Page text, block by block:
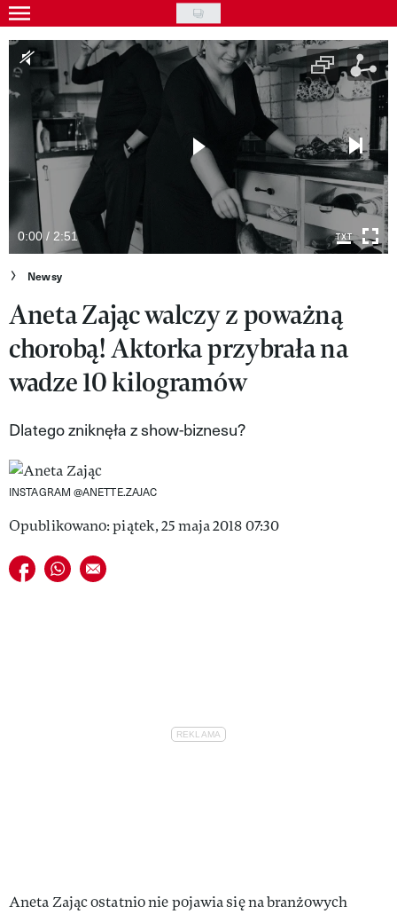
Skip
to
main
content
Gwiazdy
Ludzie
Moda
Uroda
Styl życia
Kultura
Wideo
Nasze akcje
VIVA!ART
VIVA!MODA
VIVA!PEOPLE POWER
VIVA!ITAKA
MAGAZYN VIVA!
0:00 / 2:51
Newsy
Aneta Zając walczy z poważną
chorobą! Aktorka przybrała na
wadze 10 kilogramów
Dlatego zniknęła z show-biznesu?
INSTAGRAM @ANETTE.ZAJAC
Opublikowano: piątek, 25 maja 2018 07:30
Udostępnij na facebook
Udostępnij na whatsapp
E-mail do przyjaciela
Aneta Zając ostatnio nie pojawia się na branżowych